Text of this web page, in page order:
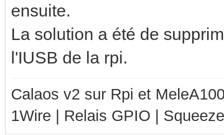
ensuite.
La solution a été de
l'IUSB de la rpi.
Calaos v2 sur Rpi et
1Wire | Relais GPIO |